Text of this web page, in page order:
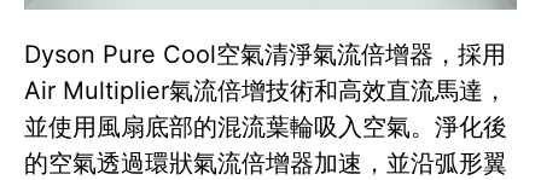
Dyson Pure Cool空氣清淨氣流倍增器，採用
Air Multiplier氣流倍增技術和高效直流馬達，
並使用風扇底部的混流葉輪吸入空氣。淨化後
的空氣透過環狀氣流倍增器加速，並沿弧形翼